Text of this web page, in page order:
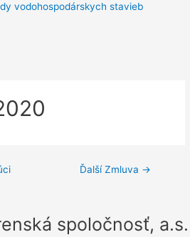
vodohospodárskych stavieb
Ďalší Zmluva →
spoločnosť, a.s.